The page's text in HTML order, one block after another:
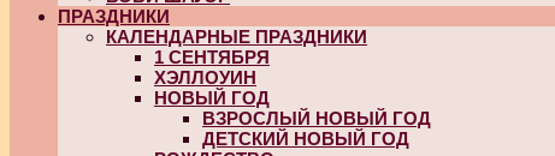
ПРАЗДНИКИ
КАЛЕНДАРНЫЕ ПРАЗДНИКИ
1 СЕНТЯБРЯ
ХЭЛЛОУИН
НОВЫЙ ГОД
ВЗРОСЛЫЙ НОВЫЙ ГОД
ДЕТСКИЙ НОВЫЙ ГОД